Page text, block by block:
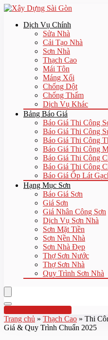
Dịch Vụ Chính
Sửa Nhà
Cải Tạo Nhà
Sơn Nhà
Thạch Cao
Mái Tôn
Máng Xối
Chống Dột
Chống Thấm
Dịch Vụ Khác
Bảng Báo Giá
Báo Giá Thi Công
Báo Giá Thi Công
Báo Giá Thi Công
Báo Giá Thi Công
Báo Giá Thi Công
Báo Giá Thi Công
Báo Giá Ốp Lát
Hạng Mục Sơn
Báo Giá Sơn
Giá Sơn
Giá Nhân Công Sơn
Dịch Vụ Sơn Nhà
Sơn Mặt Tiền
Sơn Nền Nhà
Sơn Nhà Đẹp
Thợ Sơn Nước
Thợ Sơn Nhà
Quy Trình Sơn Nhà
Hotline:0961 894 472
Trang chủ » Thạch Cao » Thi
Giá & Quy Trình Chuẩn 2025